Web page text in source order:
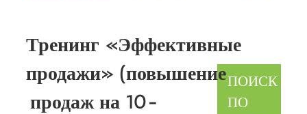
Тренинг «Эффективные
продажи» (повышение
продаж на 10-
ПОИСК
ПО